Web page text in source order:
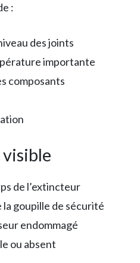
:
des joints
importante
composants
visible
de l’extincteur
goupille de sécurité
endommagé
ou absent